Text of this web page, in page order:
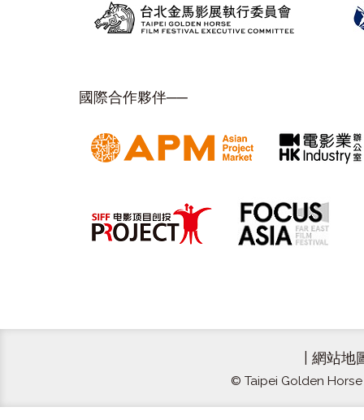
國際合作夥伴──
網站地
© Taipei Golden